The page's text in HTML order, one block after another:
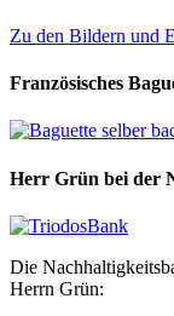
Zu den Bildern und
Französisches
Herr Grün bei der
Die
Herrn Grün: